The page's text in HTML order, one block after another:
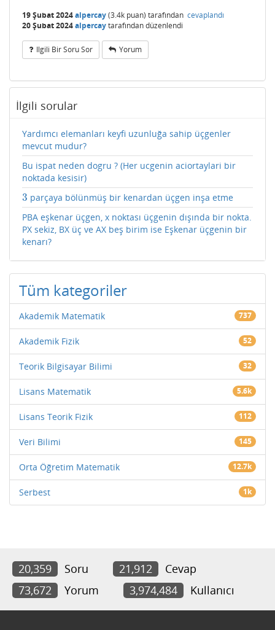
19 Şubat 2024alpercay(3.4k puan) tarafından cevaplandı
20 Şubat 2024alpercaytarafındandüzenlendi
Ilgili Bir Soru Sor Yorum
İlgili sorular
Yardımcı elemanları keyfi uzunluğa sahip üçgenler
mevcut mudur?
Bu ispat neden dogru ? (Her ucgenin aciortaylari bir
noktada kesisir)
3
3 parçaya bölünmüş bir kenardan üçgen inşa etme
PBA eşkenar üçgen, x noktası üçgenin dışında bir nokta.
PX sekiz, BX üç ve AX beş birim ise Eşkenar üçgenin bir
kenarı?
Tüm kategoriler
Akademik Matematik 737
Akademik Fizik 52
Teorik Bilgisayar Bilimi 32
Lisans Matematik 5.6k
Lisans Teorik Fizik 112
Veri Bilimi 145
Orta Öğretim Matematik 12.7k
Serbest 1k
20,359 Soru 21,912
Cevap
73,672
Yorum 3,974,484 Kullanıcı